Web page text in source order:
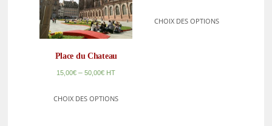
Place du Chateau
15,00€ –50,00€ HT
CHOIX DES OPTIONS
CHOIX DES OPTIONS